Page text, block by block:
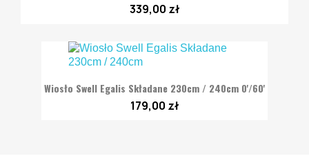
339,00 zł
Wiosło Swell Egalis Składane 230cm / 240cm 0'/60'
179,00 zł